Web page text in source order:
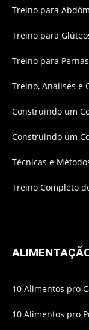
Treino para
Treino para
Treino para Pernas
Treino, Analises e
Construindo um
Construindo um
Técnicas e
Treino Completo
10 Alimentos pro
10 Alimentos pro